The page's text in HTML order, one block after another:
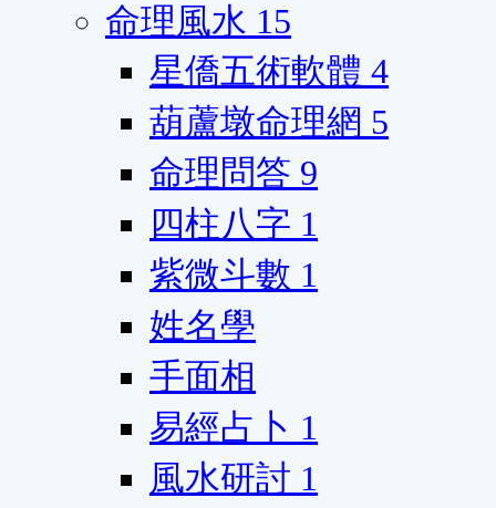
命理風水 15
星僑五術軟體 4
葫蘆墩命理網 5
命理問答 9
四柱八字 1
紫微斗數 1
姓名學
手面相
易經占卜 1
風水研討 1